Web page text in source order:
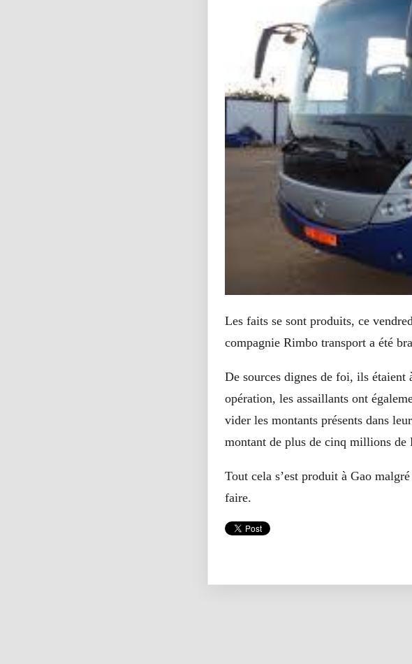
Les faits se sont produits, ce
compagnie Rimbo transport a été
De sources dignes de foi, ils
opération, les assaillants ont
vider les montants présents dans
montant de plus de cinq millions de
Tout cela s’est produit à Gao
faire.